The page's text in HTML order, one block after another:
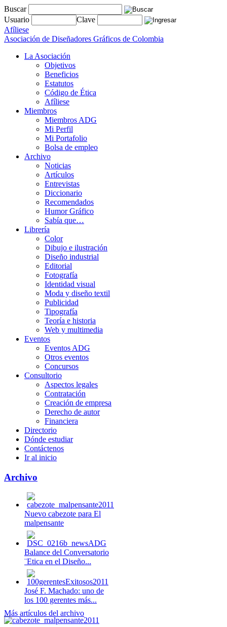
Buscar
Usuario
Clave
Afíliese
Asociación de Diseñadores Gráficos de Colombia
La Asociación
Objetivos
Beneficios
Estatutos
Código de Ética
Afíliese
Miembros
Miembros ADG
Mi Perfil
Mi Portafolio
Bolsa de empleo
Archivo
Noticias
Artículos
Entrevistas
Diccionario
Recomendados
Humor Gráfico
Sabía que…
Librería
Color
Dibujo e ilustración
Diseño industrial
Editorial
Fotografía
Identidad visual
Moda y diseño textil
Publicidad
Tipografía
Teoría e historia
Web y multimedia
Eventos
Eventos ADG
Otros eventos
Concursos
Consultorio
Aspectos legales
Contratación
Creación de empresa
Derecho de autor
Financiera
Directorio
Dónde estudiar
Contáctenos
Ir al inicio
Archivo
Nuevo cabezote para El
malpensante
Balance del Conversatorio
¨Etica en el Diseño...
José F. Machado: uno de
los 100 gerentes más...
Más artículos del archivo